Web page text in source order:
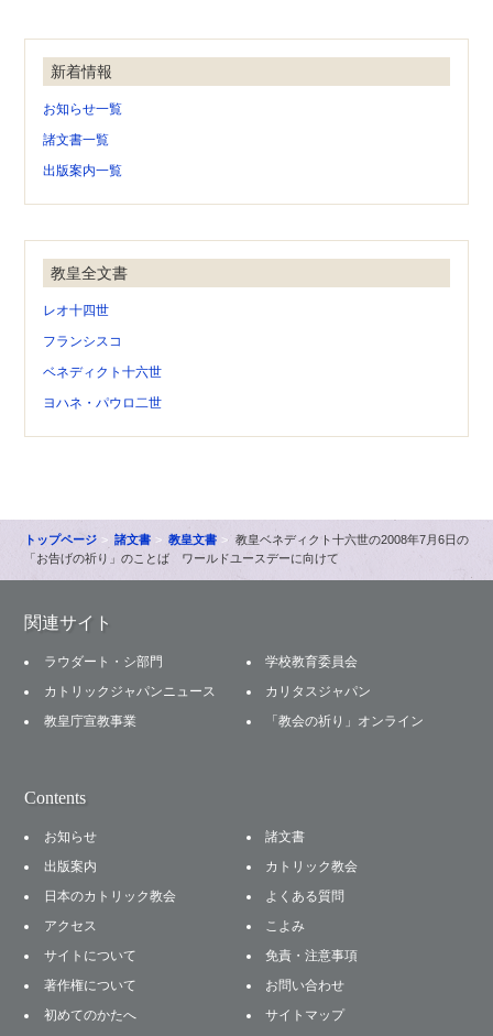
新着情報
お知らせ一覧
諸文書一覧
出版案内一覧
教皇全文書
レオ十四世
フランシスコ
ベネディクト十六世
ヨハネ・パウロ二世
トップページ 諸文書 教皇文書
教皇ベネディクト十六世の2008年7月6日の
「お告げの祈り」のことば ワールドユースデーに向けて
関連サイト
ラウダート・シ部門
学校教育委員会
カトリックジャパンニュース
カリタスジャパン
教皇庁宣教事業
「教会の祈り」オンライン
Contents
お知らせ
諸文書
出版案内
カトリック教会
日本のカトリック教会
よくある質問
アクセス
こよみ
サイトについて
免責・注意事項
著作権について
お問い合わせ
初めてのかたへ
サイトマップ